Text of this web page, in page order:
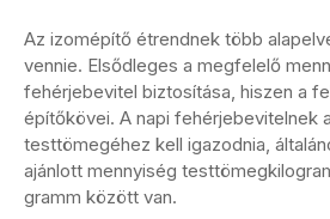
Az izomépítő étrendnek több
vennie. Elsődleges a megfelelő
fehérjebevitel biztosítása, hiszen a
építőkövei. A napi fehérjebevitelnek
testtömegéhez kell igazodnia,
ajánlott mennyiség
gramm között van.